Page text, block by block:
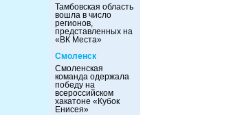
Тамбовская область
вошла в число
регионов,
представленных на
«ВК Места»
Смоленск
Смоленская
команда одержала
победу на
всероссийском
хакатоне «Кубок
Енисея»